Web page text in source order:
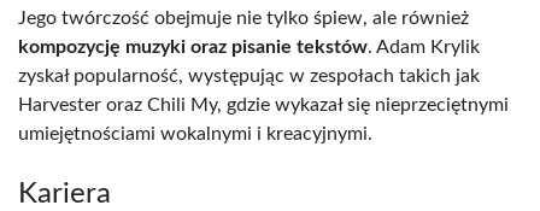
Jego twórczość obejmuje nie tylko śpiew, ale również
kompozycję muzyki oraz pisanie tekstów. Adam Krylik
zyskał popularność, występując w zespołach takich jak
Harvester oraz Chili My, gdzie wykazał się nieprzeciętnymi
umiejętnościami wokalnymi i kreacyjnymi.
Kariera